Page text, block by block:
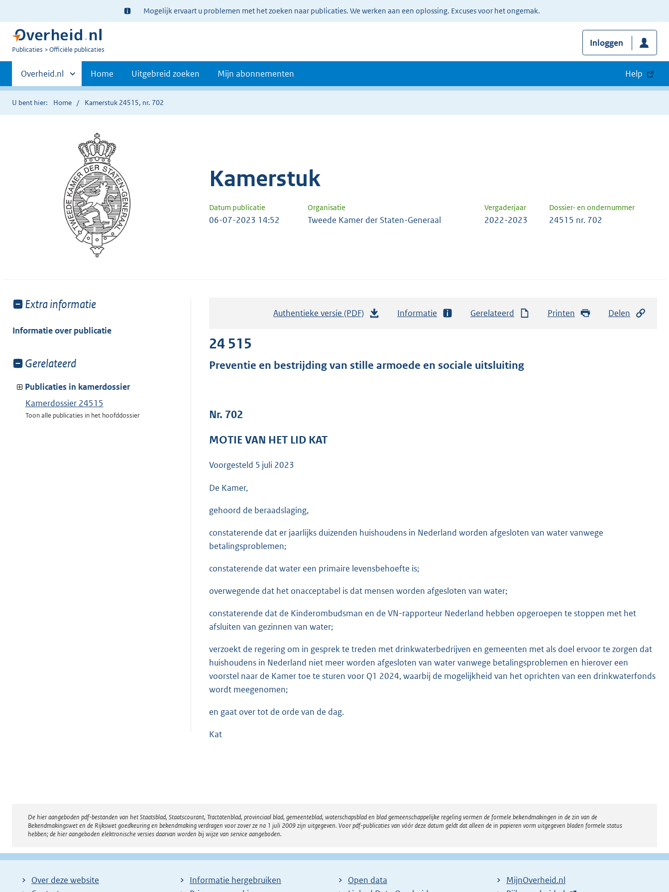
Ter
informatie:
Mogelijk ervaart u problemen met het zoeken naar publicaties. We werken aan een oplossing. Excuses voor het ongemak.
U
Publicaties Officiële publicaties
Inloggen
Primaire
navigatie
Andere
sites
binnen
Overheid.nl Home Uitgebreid zoeken Mijn abonnementen Help
U bent hier: Home Kamerstuk 24515, nr. 702
Kamerstuk
Datum publicatie Organisatie Vergaderjaar Dossier- en ondernummer
06-07-2023 14:52 Tweede Kamer der Staten-Generaal 2022-2023 24515 nr. 702
Toon
van:
Extra informatie
Informatie over publicatie
Toon
van:
Gerelateerd
Publicaties in kamerdossier
Kamerdossier 24515
Toon alle publicaties in het hoofddossier
Authentieke versie (PDF)
a
b
Informatie Gerelateerd Printen Delen
24 515
Preventie en bestrijding van stille armoede en sociale uitsluiting
Nr. 702
MOTIE VAN HET LID KAT
Voorgesteld 5 juli 2023
De Kamer,
gehoord de beraadslaging,
constaterende dat er jaarlijks duizenden huishoudens in Nederland worden afgesloten van water vanwege
betalingsproblemen;
constaterende dat water een primaire levensbehoefte is;
overwegende dat het onacceptabel is dat mensen worden afgesloten van water;
constaterende dat de Kinderombudsman en de VN-rapporteur Nederland hebben opgeroepen te stoppen met het
afsluiten van gezinnen van water;
verzoekt de regering om in gesprek te treden met drinkwaterbedrijven en gemeenten met als doel ervoor te zorgen dat
huishoudens in Nederland niet meer worden afgesloten van water vanwege betalingsproblemen en hierover een
voorstel naar de Kamer toe te sturen voor Q1 2024, waarbij de mogelijkheid van het oprichten van een drinkwaterfonds
wordt meegenomen;
en gaat over tot de orde van de dag.
Kat
Disclaimer
De hier aangeboden pdf-bestanden van het Staatsblad, Staatscourant, Tractatenblad, provinciaal blad, gemeenteblad, waterschapsblad en blad gemeenschappelijke regeling vormen de formele bekendmakingen in de zin van de
Bekendmakingswet en de Rijkswet goedkeuring en bekendmaking verdragen voor zover ze na 1 juli 2009 zijn uitgegeven. Voor pdf-publicaties van vóór deze datum geldt dat alleen de in papieren vorm uitgegeven bladen formele status
hebben; de hier aangeboden elektronische versies daarvan worden bij wijze van service aangeboden.
Over deze website
Informatie hergebruiken
Open data
MijnOverheid.nl